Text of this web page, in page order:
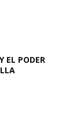
EL PODER